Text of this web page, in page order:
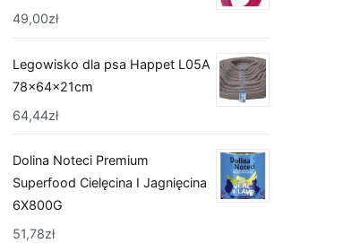
49,00zł
Legowisko dla psa Happet L05A
78x64x21cm
64,44zł
Dolina Noteci Premium
Superfood Cielęcina I Jagnięcina
6X800G
51,78zł